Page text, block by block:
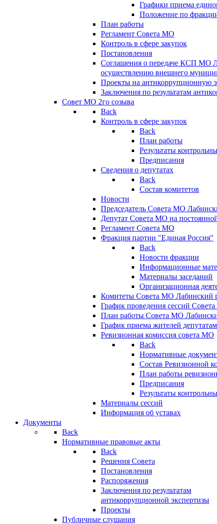
Графики приема
Положение по
План работы
Регламент Совета МО
Контроль в сфере закупок
Постановления
Соглашения о передаче КСП МО
осуществлению внешнего
Проекты на антикоррупционную
Заключения по результатам
Совет МО 2го созыва
Back
Контроль в сфере закупок
Back
План работы
Результаты
Предписания
Сведения о депутатах
Back
Состав комитетов
Новости
Председатель Совета МО
Депутат Совета МО на
Регламент Совета МО
Фракция партии "Единая Россия"
Back
Новости фракции
Информационные
Материалы заседаний
Организационная
Комитеты Совета МО Лабинский
График проведения сессий
План работы Совета МО
График приема жителей
Ревизионная комиссия совета МО
Back
Нормативные
Состав Ревизионной
План работы
Предписания
Результаты
Материалы сессий
Информация об уставах
Документы
Back
Нормативные правовые акты
Back
Решения Совета
Постановления
Распоряжения
Заключения по результатам
антикоррупционной экспертизы
Проекты
Публичные слушания